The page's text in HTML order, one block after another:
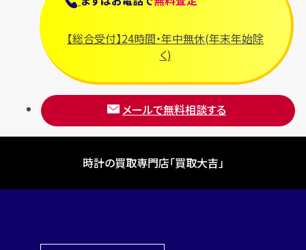
【総合受付】24時間・年中無休(年末年始除
く)
メールで無料相談する
時計の買取専門店「買取大吉」